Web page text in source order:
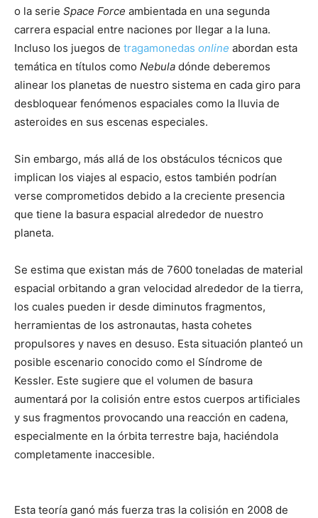
o la serie Space Force ambientada en una segunda
carrera espacial entre naciones por llegar a la luna.
Incluso los juegos de tragamonedas online abordan esta
temática en títulos como Nebula dónde deberemos
alinear los planetas de nuestro sistema en cada giro para
desbloquear fenómenos espaciales como la lluvia de
asteroides en sus escenas especiales.
Sin embargo, más allá de los obstáculos técnicos que
implican los viajes al espacio, estos también podrían
verse comprometidos debido a la creciente presencia
que tiene la basura espacial alrededor de nuestro
planeta.
Se estima que existan más de 7600 toneladas de material
espacial orbitando a gran velocidad alrededor de la tierra,
los cuales pueden ir desde diminutos fragmentos,
herramientas de los astronautas, hasta cohetes
propulsores y naves en desuso. Esta situación planteó un
posible escenario conocido como el Síndrome de
Kessler. Este sugiere que el volumen de basura
aumentará por la colisión entre estos cuerpos artificiales
y sus fragmentos provocando una reacción en cadena,
especialmente en la órbita terrestre baja, haciéndola
completamente inaccesible.
Esta teoría ganó más fuerza tras la colisión en 2008 de